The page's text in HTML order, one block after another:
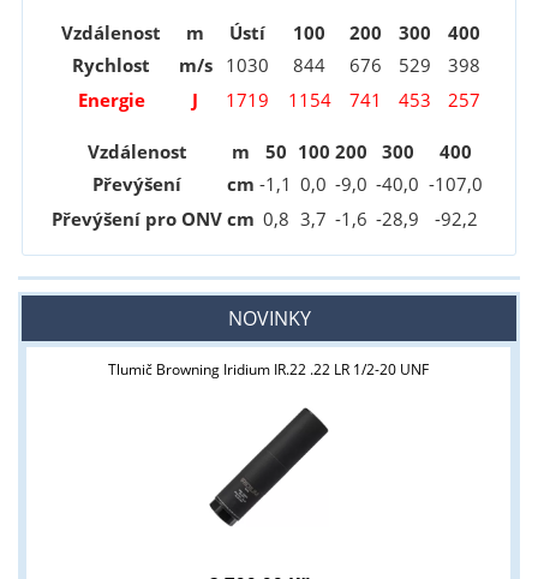
Vzdálenost
m Ústí 100 200 300
400
Rychlost
m/s 1030 844 676 529
398
Energie
J 1719 1154 741 453 257
Vzdálenost m 50 100 200 300
400
Převýšení
cm -1,1 0,0 -9,0 -40,0 -107,0
Převýšení pro ONVcm 0,8 3,7 -1,6 -28,9 -92,2
NOVINKY
Tlumič Browning Iridium IR.22 .22 LR 1/2-20 UNF